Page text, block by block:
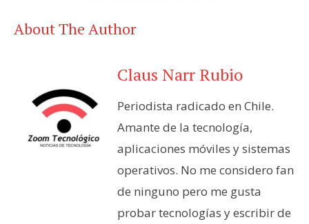
About The Author
Claus Narr Rubio
Periodista radicado en Chile.
Amante de la tecnología,
aplicaciones móviles y sistemas
operativos. No me considero fan
de ninguno pero me gusta
probar tecnologías y escribir de